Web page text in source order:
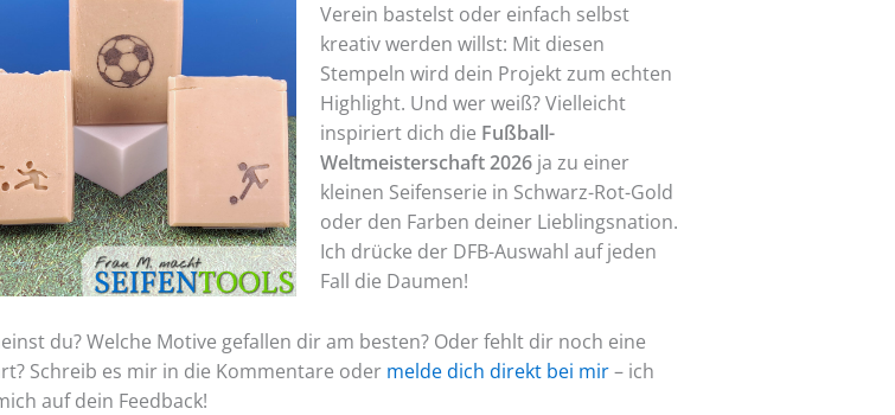
Verein bastelst oder einfach selbst
kreativ werden willst: Mit diesen
Stempeln wird dein Projekt zum echten
Highlight. Und wer weiß? Vielleicht
inspiriert dich die Fußball-
Weltmeisterschaft 2026ja zu einer
kleinen Seifenserie in Schwarz-Rot-Gold
oder den Farben deiner Lieblingsnation.
Ich drücke der DFB-Auswahl auf jeden
Fall die Daumen!
du? Welche Motive gefallen dir am besten? Oder fehlt dir noch eine
Schreib es mir in die Kommentare oder melde dich direkt bei mir– ich
auf dein Feedback!